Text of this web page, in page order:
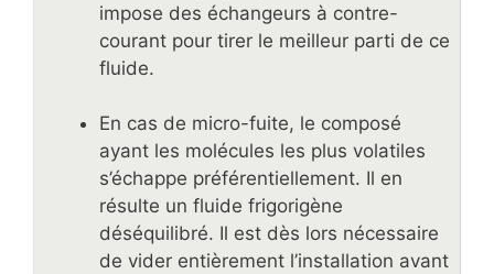
impose des échangeurs à contre-
courant pour tirer le meilleur parti de ce
fluide.
En cas de micro-fuite, le composé
ayant les molécules les plus volatiles
s’échappe préférentiellement. Il en
résulte un fluide frigorigène
déséquilibré. Il est dès lors nécessaire
de vider entièrement l’installation avant